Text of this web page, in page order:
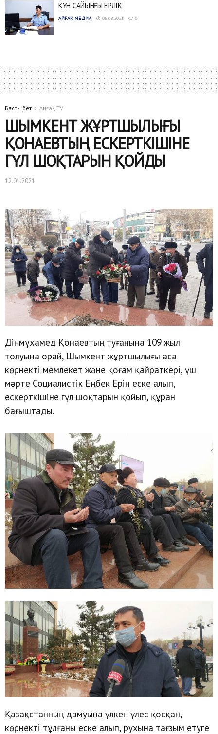
КҮН САЙЫНҒЫ ЕРЛІК
АЙҒАҚ МЕДИА 05.08.2026 0
Басты бет Айғақ TV
ШЫМКЕНТ ЖҰРТШЫЛЫҒЫ
ҚОНАЕВТЫҢ ЕСКЕРТКІШІНЕ
ГҮЛ ШОҚТАРЫН ҚОЙДЫ
12.01.2021
Дінмұхамед Қонаевтың туғанына 109 жыл
толуына орай, Шымкент жұртшылығы аса
көрнекті мемлекет және қоғам қайраткері, үш
мәрте Социалистік Еңбек Ерін еске алып,
ескерткішіне гүл шоқтарын қойып, құран
бағыштады.
Қазақстанның дамуына үлкен үлес қосқан,
көрнекті тұлғаны еске алып, рухына тағзым етуге